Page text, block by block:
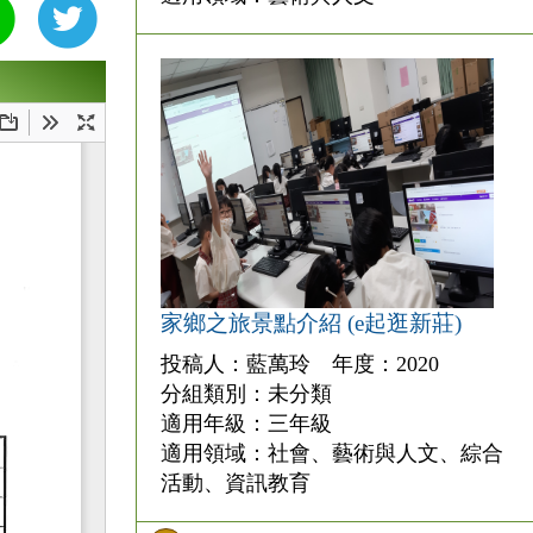
家鄉之旅景點介紹 (e起逛新莊)
投稿人：藍萬玲 年度：2020
分組類別：未分類
適用年級：三年級
適用領域：社會、藝術與人文、綜合
活動、資訊教育